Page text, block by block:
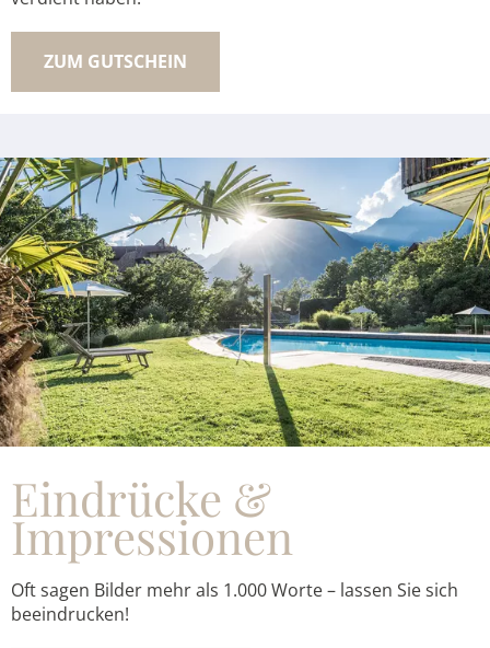
ZUM GUTSCHEIN
Eindrücke &
Impressionen
Oft sagen Bilder mehr als 1.000 Worte – lassen Sie sich
beeindrucken!